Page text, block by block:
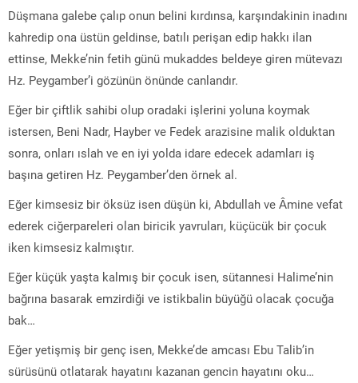
Düşmana galebe çalıp onun belini kırdınsa, karşındakinin inadını
kahredip ona üstün geldinse, batılı perişan edip hakkı ilan
ettinse, Mekke’nin fetih günü mukaddes beldeye giren mütevazı
Hz. Peygamber’i gözünün önünde canlandır.
Eğer bir çiftlik sahibi olup oradaki işlerini yoluna koymak
istersen, Beni Nadr, Hayber ve Fedek arazisine malik olduktan
sonra, onları ıslah ve en iyi yolda idare edecek adamları iş
başına getiren Hz. Peygamber’den örnek al.
Eğer kimsesiz bir öksüz isen düşün ki, Abdullah ve Âmine vefat
ederek ciğerpareleri olan biricik yavruları, küçücük bir çocuk
iken kimsesiz kalmıştır.
Eğer küçük yaşta kalmış bir çocuk isen, sütannesi Halime’nin
bağrına basarak emzirdiği ve istikbalin büyüğü olacak çocuğa
bak…
Eğer yetişmiş bir genç isen, Mekke’de amcası Ebu Talib’in
sürüsünü otlatarak hayatını kazanan gencin hayatını oku…